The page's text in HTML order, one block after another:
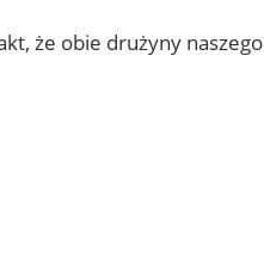
że obie drużyny naszego